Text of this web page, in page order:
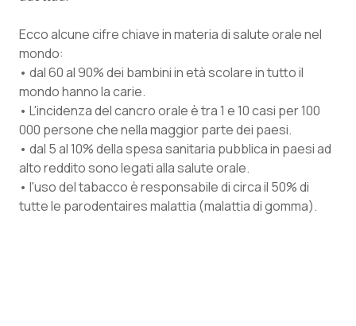
Sangue & coagulazione
Tiroide
Tumore al seno
Tumore ovarico
Tumori del Polmone & Testa Collo
Ecco alcune cifre chiave in materia di salute orale nel
mondo:
• dal 60 al 90% dei bambini in età scolare in tutto il
mondo hanno la carie.
• L'incidenza del cancro orale è tra 1 e 10 casi per 100
000 persone che nella maggior parte dei paesi.
• dal 5 al 10% della spesa sanitaria pubblica in paesi ad
alto reddito sono legati alla salute orale.
• l'uso del tabacco è responsabile di circa il 50% di
tutte le parodentaires malattia (malattia di gomma).